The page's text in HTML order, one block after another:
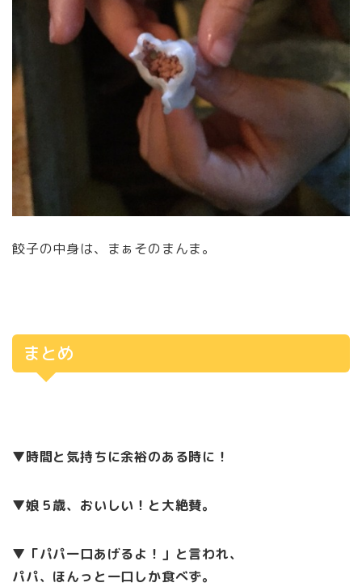
餃子の中身は、まぁそのまんま。
まとめ
▼時間と気持ちに余裕のある時に！
▼娘５歳、おいしい！と大絶賛。
▼「パパ一口あげるよ！」と言われ、
パパ、ほんっと一口しか食べず。